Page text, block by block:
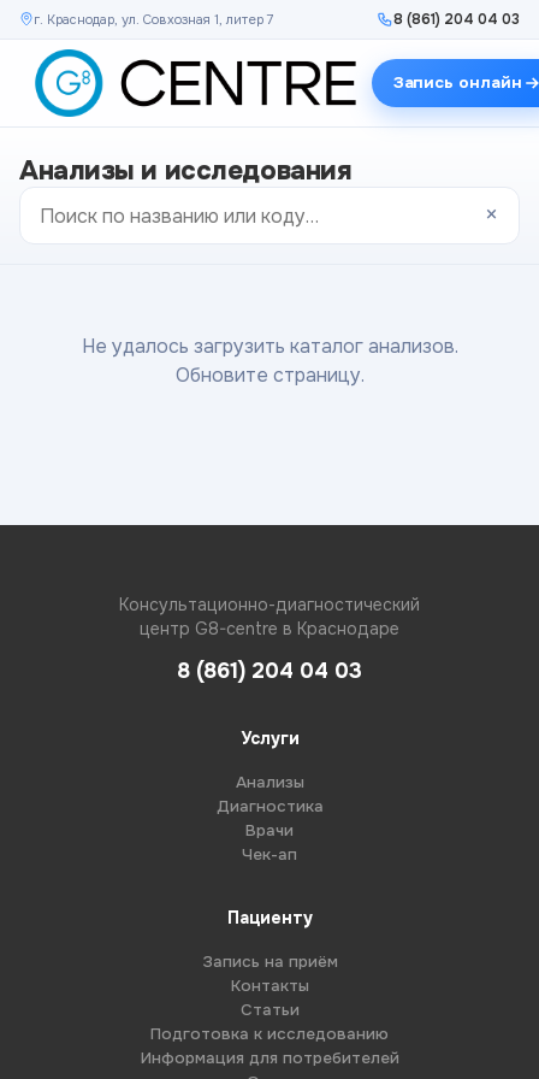
г. Краснодар, ул. Совхозная 1, литер 7 8 (861) 204 04 03
Запись онлайн
Анализы и исследования
×
Не удалось загрузить каталог анализов.
Обновите страницу.
Консультационно-диагностический
центр G8-centre в Краснодаре
8 (861) 204 04 03
Услуги
Анализы
Диагностика
Врачи
Чек-ап
Пациенту
Запись на приём
Контакты
Статьи
Подготовка к исследованию
Информация для потребителей